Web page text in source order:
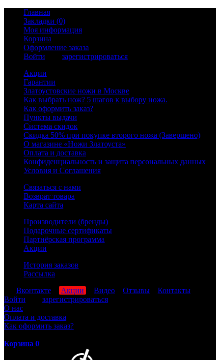
Главная
Закладки (0)
Моя информация
Корзина
Оформление заказа
Войти
зарегистрироваться
Акции
Гарантии
Златоустовские ножи в Москве
Как выбрать нож? 5 шагов к выбору ножа.
Как оформить заказ?
Пункты выдачи
Система скидок
Скидка 50% при покупке второго ножа (Завершено)
О магазине «Ножи Златоуста»
Оплата и доставка
Конфиденциальность и защита персональных данных
Условия и Соглашения
Связаться с нами
Возврат товара
Карта сайта
Производители (бренды)
Подарочные сертификаты
Партнёрская программа
Акции
История заказов
Рассылка
Вконтакте Акции Видео Отзывы
Контакты
Войти
зарегистрироваться
О нас
Оплата и доставка
Как оформить заказ?
Корзина 0